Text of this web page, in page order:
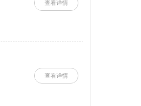
查看详情
查看详情